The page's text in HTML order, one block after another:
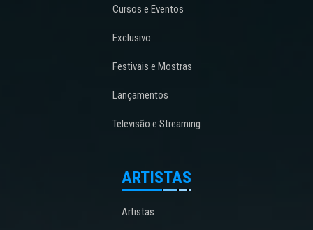
Cursos e Eventos
Exclusivo
Festivais e Mostras
Lançamentos
Televisão e Streaming
ARTISTAS
Artistas